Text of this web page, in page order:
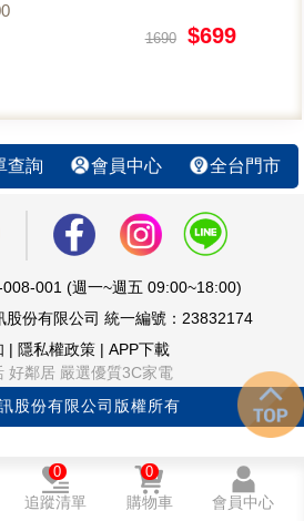
1690 $699
查詢 會員中心 全台門市
008-001 (週一~週五 09:00~18:00)
股份有限公司 統一編號：23832174
| 隱私權政策| APP下載
好鄰居 嚴選優質3C家電
股份有限公司版權所有
追蹤清單
0
購物車
0
會員中心